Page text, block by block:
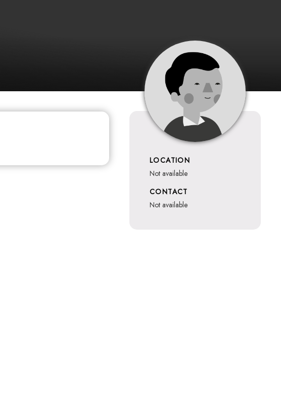
LOCATION
not available
CONTACT
not available